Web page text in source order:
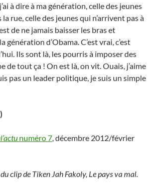
à dire à ma génération, celle des jeunes
rue, celle des jeunes qui n’arrivent pas à
de ne jamais baisser les bras et
génération d’Obama. C’est vrai, c’est
Ils sont là, les pourris à imposer des
de tout ça ! On est là, on vit. Ouais, j’aime
pas un leader politique, je suis un simple
numéro 7, décembre 2012/février
clip de Tiken Jah Fakoly, Le pays va mal.